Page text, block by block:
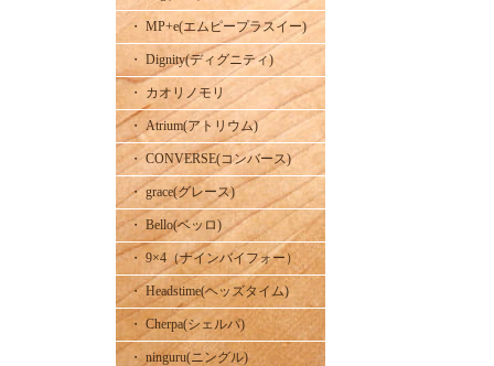
・ MP+e(エムピープラスイー)
・ Dignity(ディグニティ)
・ カオリノモリ
・ Atrium(アトリウム)
・ CONVERSE(コンバース)
・ grace(グレース)
・ Bello(ベッロ)
・ 9×4（ナインバイフォー）
・ Headstime(ヘッズタイム)
・ Cherpa(シェルパ)
・ ninguru(ニングル)